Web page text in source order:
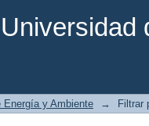
Energía y Ambiente → Filtrar